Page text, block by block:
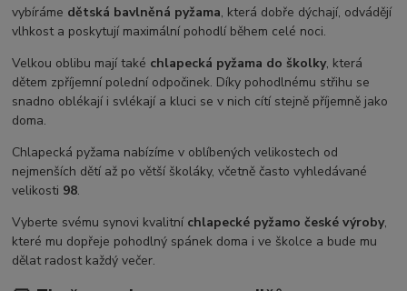
vybíráme dětská bavlněná pyžama, která dobře dýchají, odvádějí
vlhkost a poskytují maximální pohodlí během celé noci.
Velkou oblibu mají také chlapecká pyžama do školky, která
dětem zpříjemní polední odpočinek. Díky pohodlnému střihu se
snadno oblékají i svlékají a kluci se v nich cítí stejně příjemně jako
doma.
Chlapecká pyžama nabízíme v oblíbených velikostech od
nejmenších dětí až po větší školáky, včetně často vyhledávané
velikosti 98.
Vyberte svému synovi kvalitní chlapecké pyžamo české výroby,
které mu dopřeje pohodlný spánek doma i ve školce a bude mu
dělat radost každý večer.